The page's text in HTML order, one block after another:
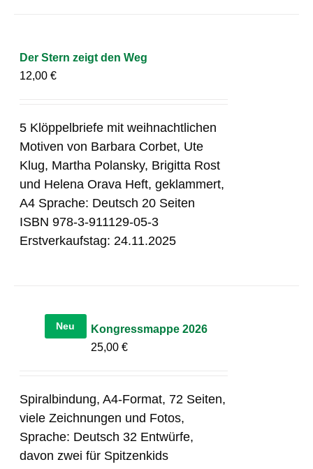
Der Stern zeigt den Weg
12,00€
5 Klöppelbriefe mit weihnachtlichen
Motiven von Barbara Corbet, Ute
Klug, Martha Polansky, Brigitta Rost
und Helena Orava Heft, geklammert,
A4 Sprache: Deutsch 20 Seiten
ISBN 978-3-911129-05-3
Erstverkaufstag: 24.11.2025
Neu
Kongressmappe 2026
25,00€
Spiralbindung, A4-Format, 72 Seiten,
viele Zeichnungen und Fotos,
Sprache: Deutsch 32 Entwürfe,
davon zwei für Spitzenkids